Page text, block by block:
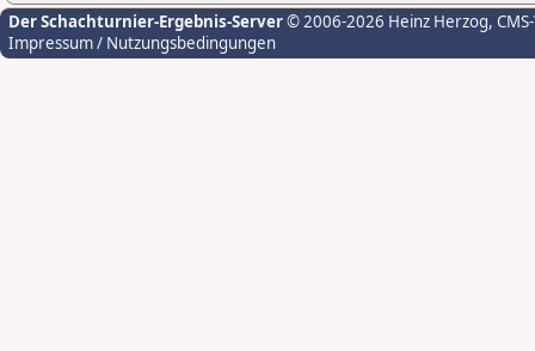
Der Schachturnier-Ergebnis-Server© 2006-2026 Heinz Herzog,
Impressum / Nutzungsbedingungen